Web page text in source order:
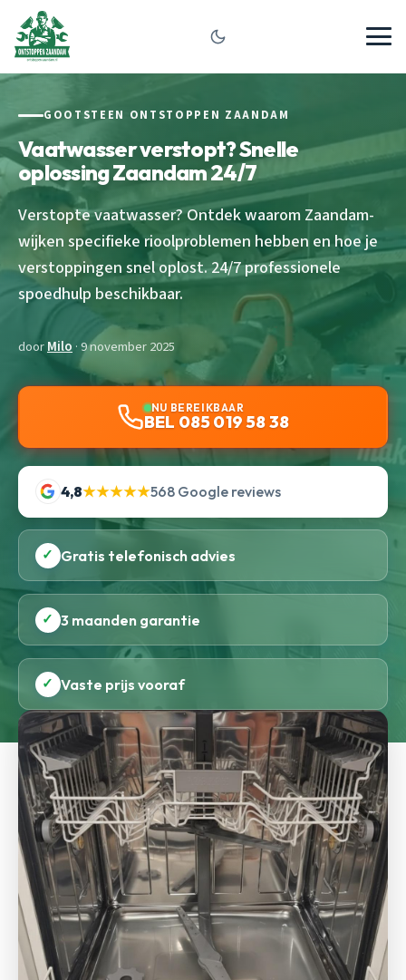
GOOTSTEEN ONTSTOPPEN ZAANDAM
Vaatwasser verstopt? Snelle
oplossing Zaandam 24/7
Verstopte vaatwasser? Ontdek waarom Zaandam-
wijken specifieke rioolproblemen hebben en hoe je
verstoppingen snel oplost. 24/7 professionele
spoedhulp beschikbaar.
doorMilo · 9 november 2025
NU BEREIKBAAR
BEL 085 019 58 38
4,8★★★★★568 Google reviews
✓ Gratis telefonisch advies
✓ 3 maanden garantie
✓ Vaste prijs vooraf